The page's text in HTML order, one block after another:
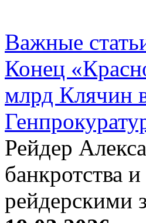
Важные
Конец
млрд Клячин
Рейдер
банкротства
рейдерскими